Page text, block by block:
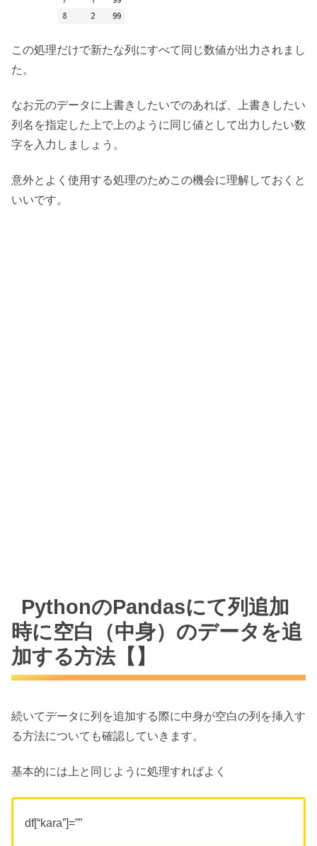
この処理だけで新たな列にすべて同じ数値が出力されまし
た。
なお元のデータに上書きしたいでのあれば、上書きしたい
列名を指定した上で上のように同じ値として出力したい数
字を入力しましょう。
意外とよく使用する処理のためこの機会に理解しておくと
いいです。
PythonのPandasにて列追加
時に空白（中身）のデータを追
加する方法【】
続いてデータに列を追加する際に中身が空白の列を挿入す
る方法についても確認していきます。
基本的には上と同じように処理すればよく
df[“kara”]=””